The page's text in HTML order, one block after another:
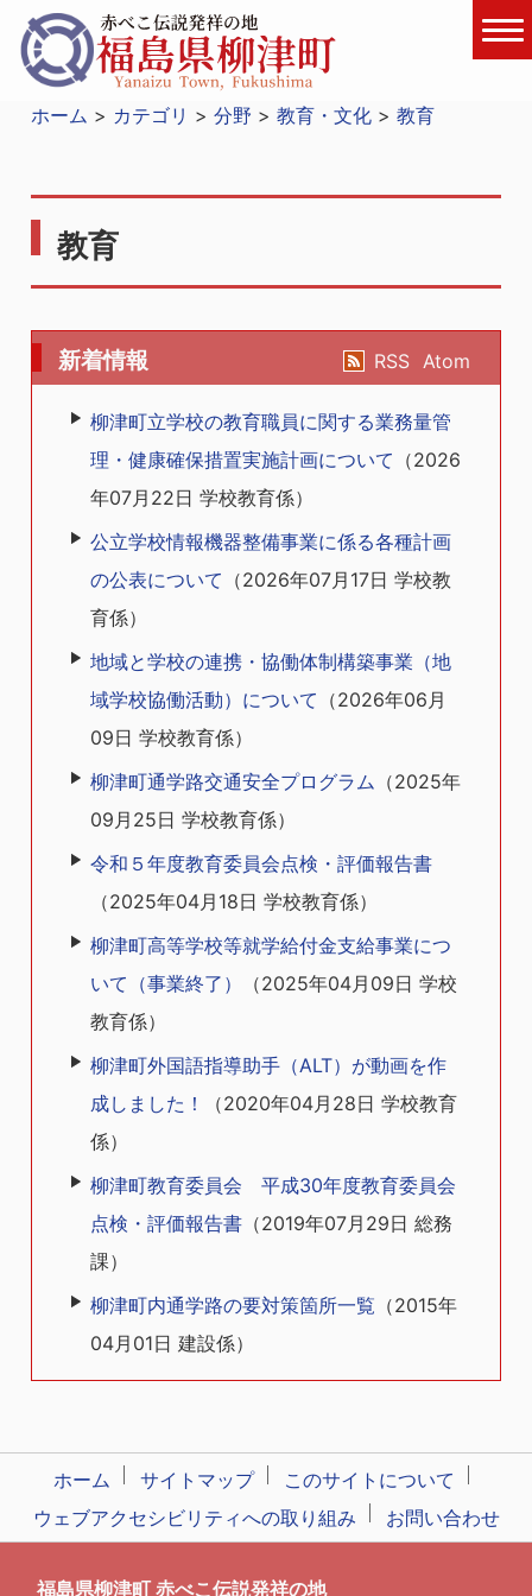
ホーム カテゴリ 分野 教育・文化 教育
教育
新着情報 RSS Atom
柳津町立学校の教育職員に関する業務量管
理・健康確保措置実施計画について （2026
年07月22日 学校教育係）
公立学校情報機器整備事業に係る各種計画
の公表について （2026年07月17日 学校教
育係）
地域と学校の連携・協働体制構築事業（地
域学校協働活動）について （2026年06月
09日 学校教育係）
柳津町通学路交通安全プログラム （2025年
09月25日 学校教育係）
令和５年度教育委員会点検・評価報告書
（2025年04月18日 学校教育係）
柳津町高等学校等就学給付金支給事業につ
いて（事業終了）
（2025年04月09日 学校
教育係）
柳津町外国語指導助手（ALT）が動画を作
成しました！
（2020年04月28日 学校教育
係）
柳津町教育委員会 平成30年度教育委員会
点検・評価報告書 （2019年07月29日 総務
課）
柳津町内通学路の要対策箇所一覧 （2015年
04月01日 建設係）
ホーム サイトマップ
このサイトについて
ウェブアクセシビリティへの取り組み
お問い合わせ
福島県柳津町 赤べこ伝説発祥の地